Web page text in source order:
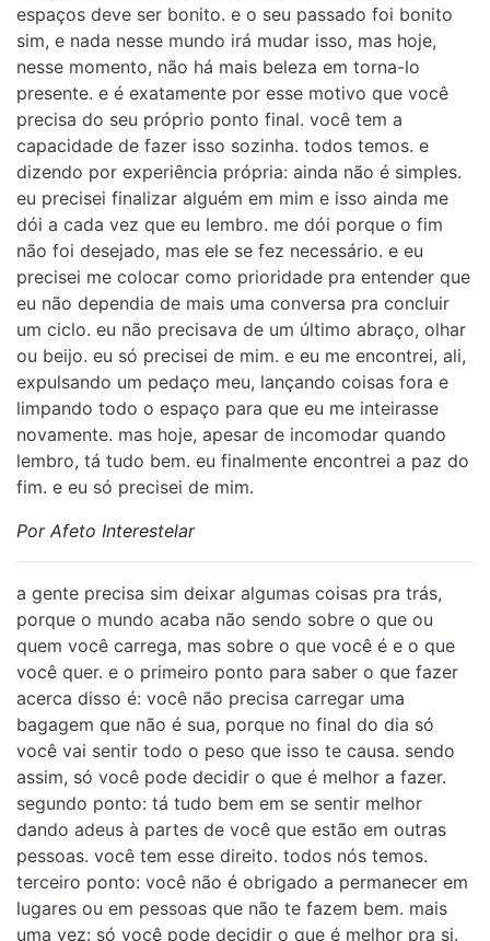
espaços deve ser bonito. e o seu passado foi bonito
sim, e nada nesse mundo irá mudar isso, mas hoje,
nesse momento, não há mais beleza em torna-lo
presente. e é exatamente por esse motivo que você
precisa do seu próprio ponto final. você tem a
capacidade de fazer isso sozinha. todos temos. e
dizendo por experiência própria: ainda não é simples.
eu precisei finalizar alguém em mim e isso ainda me
dói a cada vez que eu lembro. me dói porque o fim
não foi desejado, mas ele se fez necessário. e eu
precisei me colocar como prioridade pra entender que
eu não dependia de mais uma conversa pra concluir
um ciclo. eu não precisava de um último abraço, olhar
ou beijo. eu só precisei de mim. e eu me encontrei, ali,
expulsando um pedaço meu, lançando coisas fora e
limpando todo o espaço para que eu me inteirasse
novamente. mas hoje, apesar de incomodar quando
lembro, tá tudo bem. eu finalmente encontrei a paz do
fim. e eu só precisei de mim.
Por Afeto Interestelar
a gente precisa sim deixar algumas coisas pra trás,
porque o mundo acaba não sendo sobre o que ou
quem você carrega, mas sobre o que você é e o que
você quer. e o primeiro ponto para saber o que fazer
acerca disso é: você não precisa carregar uma
bagagem que não é sua, porque no final do dia só
você vai sentir todo o peso que isso te causa. sendo
assim, só você pode decidir o que é melhor a fazer.
segundo ponto: tá tudo bem em se sentir melhor
dando adeus à partes de você que estão em outras
pessoas. você tem esse direito. todos nós temos.
terceiro ponto: você não é obrigado a permanecer em
lugares ou em pessoas que não te fazem bem. mais
uma vez: só você pode decidir o que é melhor pra si.